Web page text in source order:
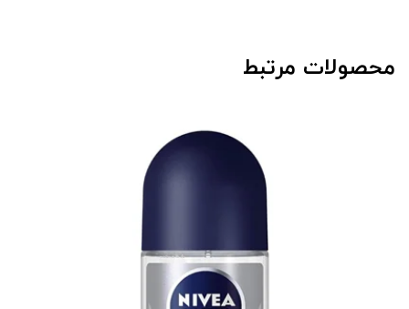
محصولات مرتبط